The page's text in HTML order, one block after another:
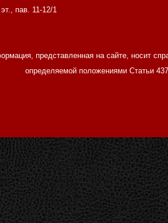
эт., пав. 11-12/1
представленная на сайте, носит
определяемой положениями Статьи